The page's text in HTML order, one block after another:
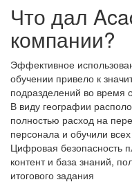
Что дал
компании?
Эффективное
обучении привело к
подразделений во время
В виду географии
полностью расход на
персонала и обучили
Цифровая безопасность
контент и база знаний,
итогового задания